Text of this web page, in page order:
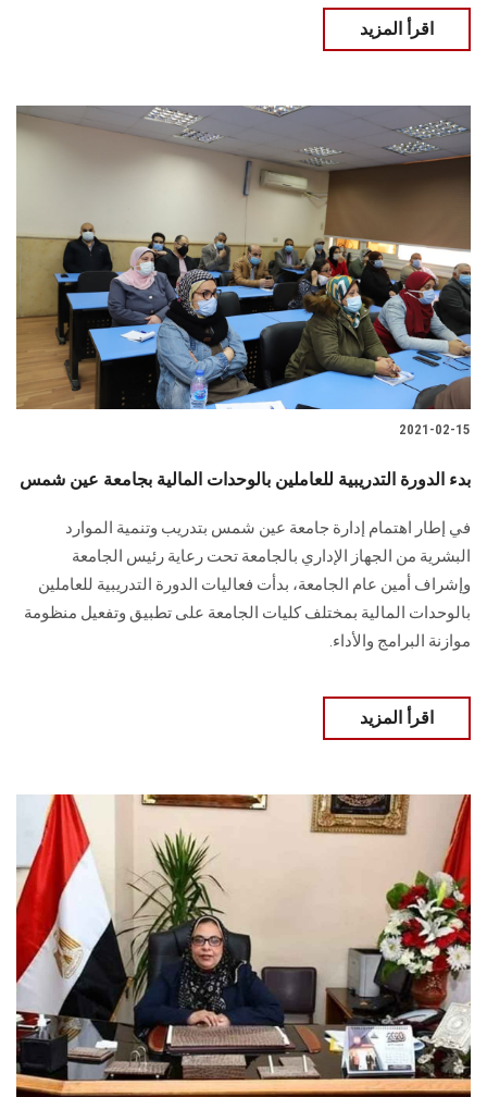
اقرأ المزيد
2021-02-15
بدء الدورة التدريبية للعاملين بالوحدات المالية بجامعة عين شمس
في إطار اهتمام إدارة جامعة عين شمس بتدريب وتنمية الموارد
البشرية من الجهاز الإداري بالجامعة تحت رعاية رئيس الجامعة
وإشراف أمين عام الجامعة، بدأت فعاليات الدورة التدريبية للعاملين
بالوحدات المالية بمختلف كليات الجامعة على تطبيق وتفعيل منظومة
موازنة البرامج والأداء.
اقرأ المزيد